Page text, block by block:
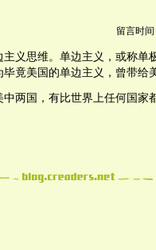
留言时间
义思维。单边主义，或称单
竟美国的单边主义，曾带给
两国，有比世界上任何国家